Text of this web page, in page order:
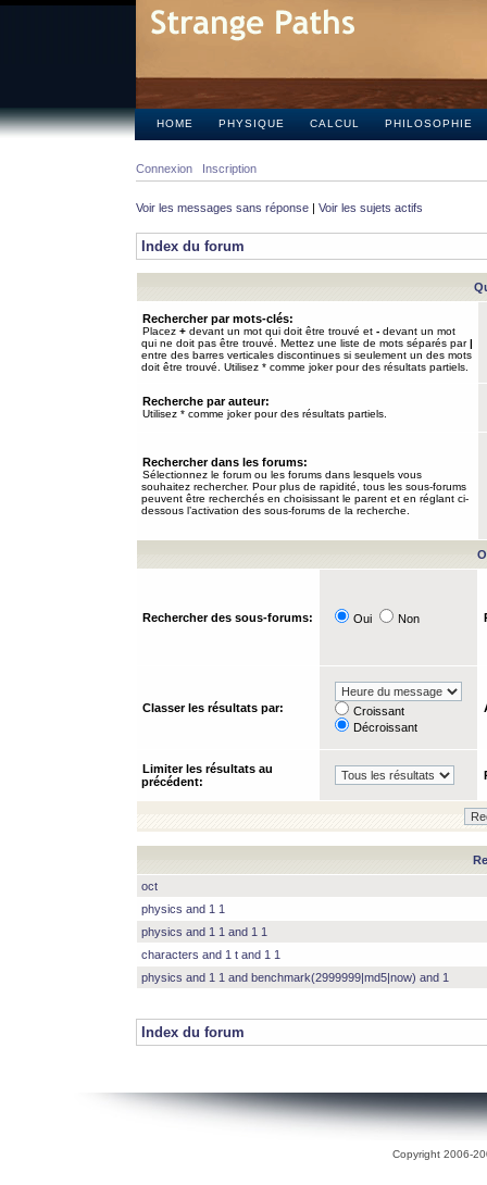
HOME PHYSIQUE CALCUL PHILOSOPHIE
Connexion Inscription
Voir les messages sans réponse | Voir les sujets actifs
Index du forum
Rechercher par mots-clés:
Placez + devant un mot qui doit être trouvé et - devant un mot
qui ne doit pas être trouvé. Mettez une liste de mots séparés par|
entre des barres verticales discontinues si seulement un des mots
doit être trouvé. Utilisez * comme joker pour des résultats partiels.
Recherche par auteur:
Utilisez * comme joker pour des résultats partiels.
Rechercher dans les forums:
Sélectionnez le forum ou les forums dans lesquels vous
souhaitez rechercher. Pour plus de rapidité, tous les sous-forums
peuvent être recherchés en choisissant le parent et en réglant ci-
dessous l’activation des sous-forums de la recherche.
Rechercher des sous-forums: Oui Non
Classer les résultats par:
Croissant
Décroissant
Limiter les résultats au
précédent:
oct
physics and 1 1
physics and 1 1 and 1 1
characters and 1 t and 1 1
physics and 1 1 and benchmark(2999999|md5|now) and 1
Index du forum
Copyright 2006-